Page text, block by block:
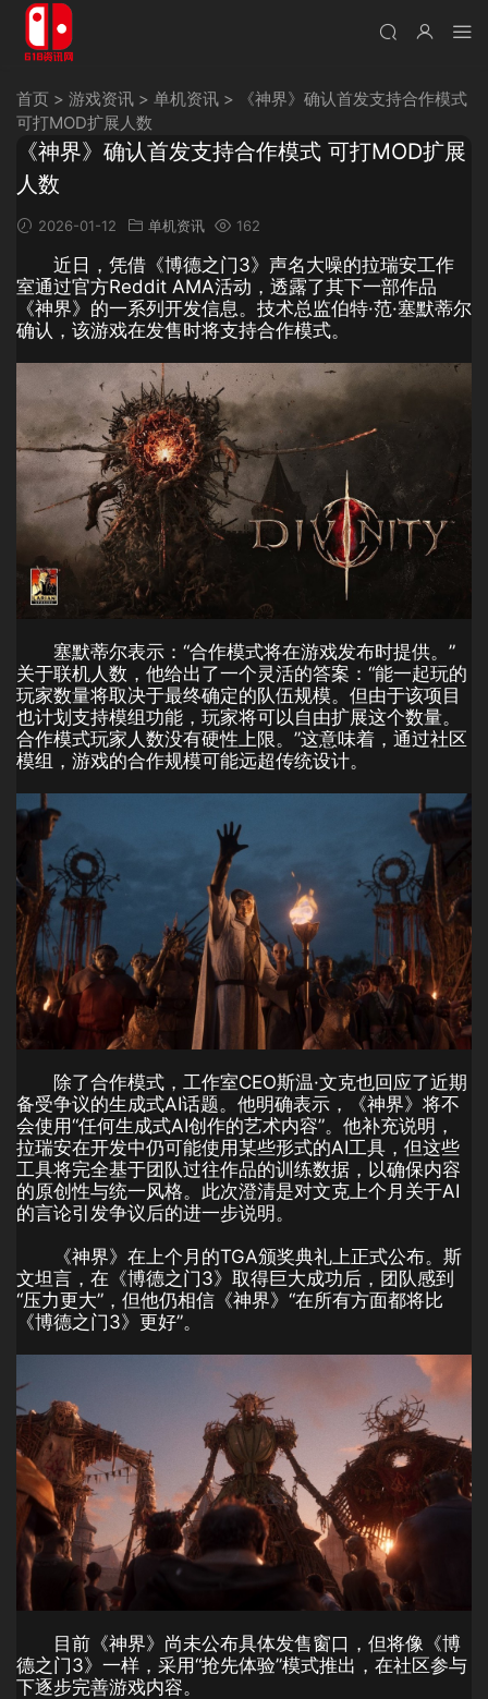
首页 > 游戏资讯 > 单机资讯 >
《神界》确认首发支持合作模式
可打MOD扩展人数
《神界》确认首发支持合作模式 可打MOD扩展
人数
2026-01-12 单机资讯 162
近日，凭借《博德之门3》声名大噪的拉瑞安工作
室通过官方Reddit AMA活动，透露了其下一部作品
《神界》的一系列开发信息。技术总监伯特·范·塞默蒂尔
确认，该游戏在发售时将支持合作模式。
塞默蒂尔表示：“合作模式将在游戏发布时提供。”
关于联机人数，他给出了一个灵活的答案：“能一起玩的
玩家数量将取决于最终确定的队伍规模。但由于该项目
也计划支持模组功能，玩家将可以自由扩展这个数量。
合作模式玩家人数没有硬性上限。”这意味着，通过社区
模组，游戏的合作规模可能远超传统设计。
除了合作模式，工作室CEO斯温·文克也回应了近期
备受争议的生成式AI话题。他明确表示，《神界》将不
会使用“任何生成式AI创作的艺术内容”。他补充说明，
拉瑞安在开发中仍可能使用某些形式的AI工具，但这些
工具将完全基于团队过往作品的训练数据，以确保内容
的原创性与统一风格。此次澄清是对文克上个月关于AI
的言论引发争议后的进一步说明。
《神界》在上个月的TGA颁奖典礼上正式公布。斯
文坦言，在《博德之门3》取得巨大成功后，团队感到
“压力更大”，但他仍相信《神界》“在所有方面都将比
《博德之门3》更好”。
目前《神界》尚未公布具体发售窗口，但将像《博
德之门3》一样，采用“抢先体验”模式推出，在社区参与
下逐步完善游戏内容。